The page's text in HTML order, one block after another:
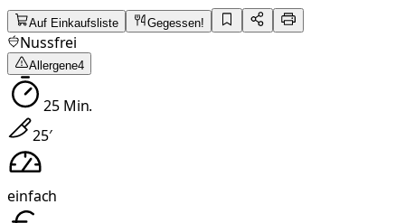
Auf Einkaufsliste Gegessen!
Nussfrei
Allergene4
25Min.
25′
einfach